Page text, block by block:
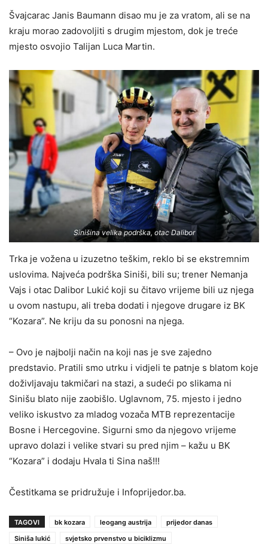
Švajcarac Janis Baumann disao mu je za vratom, ali se na
kraju morao zadovoljiti s drugim mjestom, dok je treće
mjesto osvojio Talijan Luca Martin.
Sinišina velika podrška, otac Dalibor
Trka je vožena u izuzetno teškim, reklo bi se ekstremnim
uslovima. Najveća podrška Siniši, bili su; trener Nemanja
Vajs i otac Dalibor Lukić koji su čitavo vrijeme bili uz njega
u ovom nastupu, ali treba dodati i njegove drugare iz BK
“Kozara”. Ne kriju da su ponosni na njega.
– Ovo je najbolji način na koji nas je sve zajedno
predstavio. Pratili smo utrku i vidjeli te patnje s blatom koje
doživljavaju takmičari na stazi, a sudeći po slikama ni
Sinišu blato nije zaobišlo. Uglavnom, 75. mjesto i jedno
veliko iskustvo za mladog vozača MTB reprezentacije
Bosne i Hercegovine. Sigurni smo da njegovo vrijeme
upravo dolazi i velike stvari su pred njim – kažu u BK
“Kozara” i dodaju Hvala ti Sina naš!!!
Čestitkama se pridružuje i Infoprijedor.ba.
TAGOVI bk kozara leogang austrija
prijedor danas
Siniša lukić
svjetsko prvenstvo u biciklizmu